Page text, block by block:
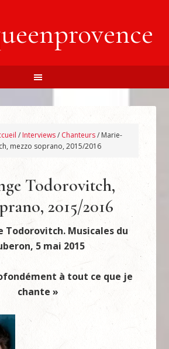
/ Interviews/ Chanteurs/ Marie-
mezzo soprano, 2015/2016
Todorovitch,
2015/2016
Todorovitch. Musicales du
5 mai 2015
à tout ce que je
chante »